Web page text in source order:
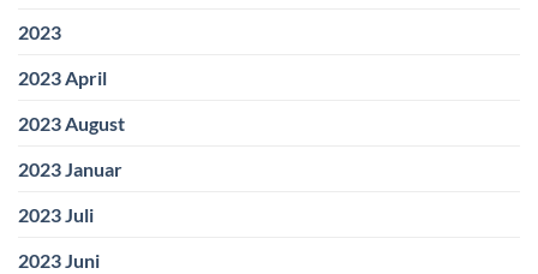
2023
2023 April
2023 August
2023 Januar
2023 Juli
2023 Juni